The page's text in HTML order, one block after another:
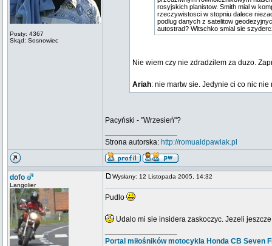
Posty: 4367
Skąd: Sosnowiec
rosyjskich planistow. Smith mial w
rzeczywistosci w stopniu dalece
podlug danych z satelitow
autostrad? Witschko smial sie
Nie wiem czy nie zdradzilem za duzo.
Ariah: nie martw sie. Jedynie ci co nic
Pacyński - "Wrzesień"?
Strona autorska: http://romualdpawlak.pl
dofo
Langolier
Wysłany: 12 Listopada 2005, 14:32
Pudlo
Udalo mi sie insidera zaskoczyc. Jezeli
Portal miłośników motocykla Honda CB Seven